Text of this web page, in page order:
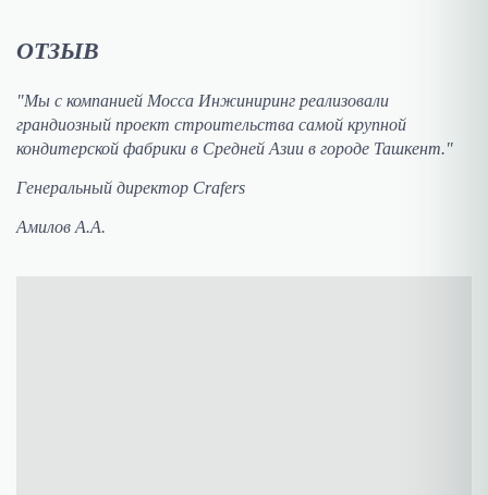
ОТЗЫВ
"Мы с компанией Мосса Инжиниринг реализовали
грандиозный проект строительства самой крупной
кондитерской фабрики в Средней Азии в городе Ташкент."
Генеральный директор Crafers
Амилов А.А.